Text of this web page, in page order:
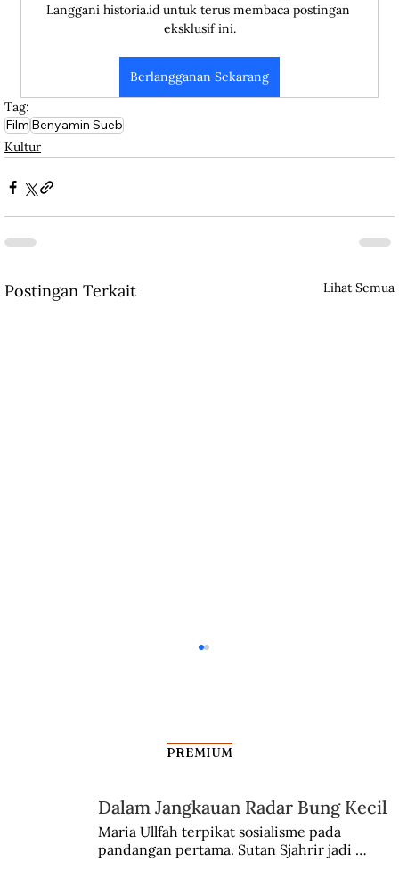
Langgani historia.id untuk terus membaca postingan
eksklusif ini.
Berlangganan Sekarang
Tag:
FilmBenyamin Sueb
Kultur
Postingan Terkait Lihat Semua
Munculnya Si Doel (Bagian II)
PREMIUM
Dalam Jangkauan Radar Bung Kecil
Maria Ullfah terpikat sosialisme pada
pandangan pertama. Sutan Sjahrir jadi